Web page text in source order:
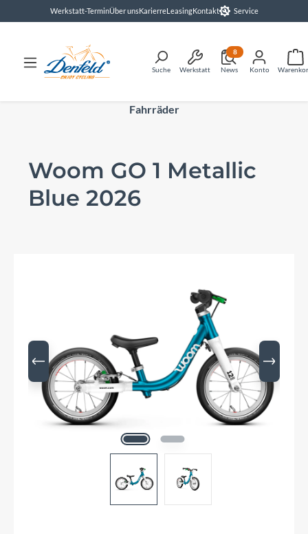
springenWerkstatt-TerminÜber unsKarierreLeasingKontakt Service
Suche Werkstatt News
8
Konto
Fahrräder
Woom GO 1 Metallic
Blue 2026